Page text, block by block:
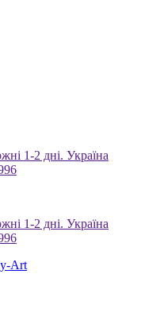
1-2 дні. Україна
1-2 дні. Україна